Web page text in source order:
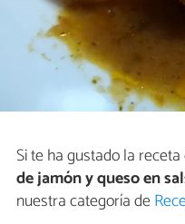
Si te ha gustado la
de jamón y queso en
nuestra categoría de